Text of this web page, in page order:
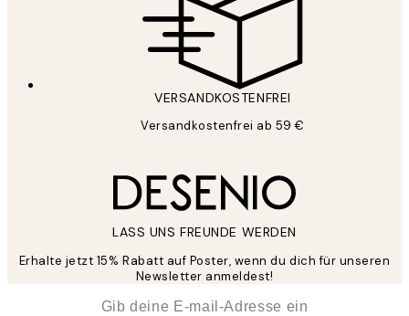
VERSANDKOSTENFREI
Versandkostenfrei ab 59 €
LASS UNS FREUNDE WERDEN
Erhalte jetzt 15% Rabatt auf Poster, wenn du dich für unseren
Newsletter anmeldest!